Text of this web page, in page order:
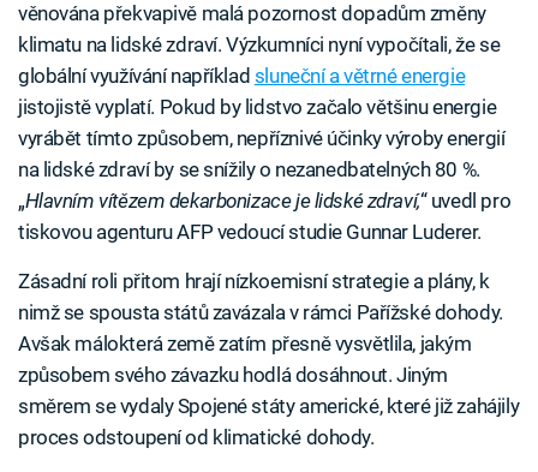
věnována překvapivě malá pozornost dopadům změny
klimatu na lidské zdraví. Výzkumníci nyní vypočítali, že se
globální využívání například sluneční a větrné energie
jistojistě vyplatí. Pokud by lidstvo začalo většinu energie
vyrábět tímto způsobem, nepříznivé účinky výroby energií
na lidské zdraví by se snížily o nezanedbatelných 80 %.
„Hlavním vítězem dekarbonizace je lidské zdraví,“ uvedl pro
tiskovou agenturu AFP vedoucí studie Gunnar Luderer.
Zásadní roli přitom hrají nízkoemisní strategie a plány, k
nimž se spousta států zavázala v rámci Pařížské dohody.
Avšak málokterá země zatím přesně vysvětlila, jakým
způsobem svého závazku hodlá dosáhnout. Jiným
směrem se vydaly Spojené státy americké, které již zahájily
proces odstoupení od klimatické dohody.